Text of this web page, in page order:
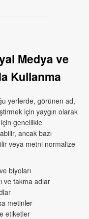
Medya ve
Kullanma
yerlerde, görünen ad,
için yaygın olarak
genellikle
ancak bazı
veya metni normalize
biyoları
ve takma adlar
metinler
etiketler